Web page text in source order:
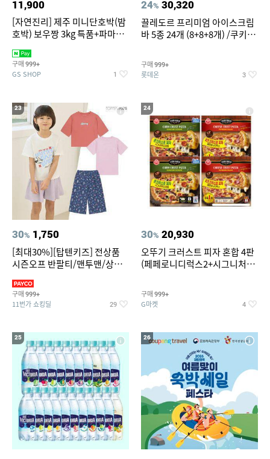
11,900
[자연진리] 제주 미니단호박(밤
호박) 보우짱 3kg 특품+파마산
구매 999+
GS SHOP 1
24% 30,320
끌레도르 프리미엄 아이스크림
바 5종 24개 (8+8+8개) /쿠키앤
구매 999+
롯데온 3
23
30% 1,750
[최대30%][탑텐키즈] 전상품
시즌오프 반팔티/맨투맨/상하
구매 999+
11번가 쇼킹딜 29
24
30% 20,930
오뚜기 크러스트 피자 혼합 4판
(페페로니디럭스2+시그니처익
구매 999+
G마켓 4
25 26